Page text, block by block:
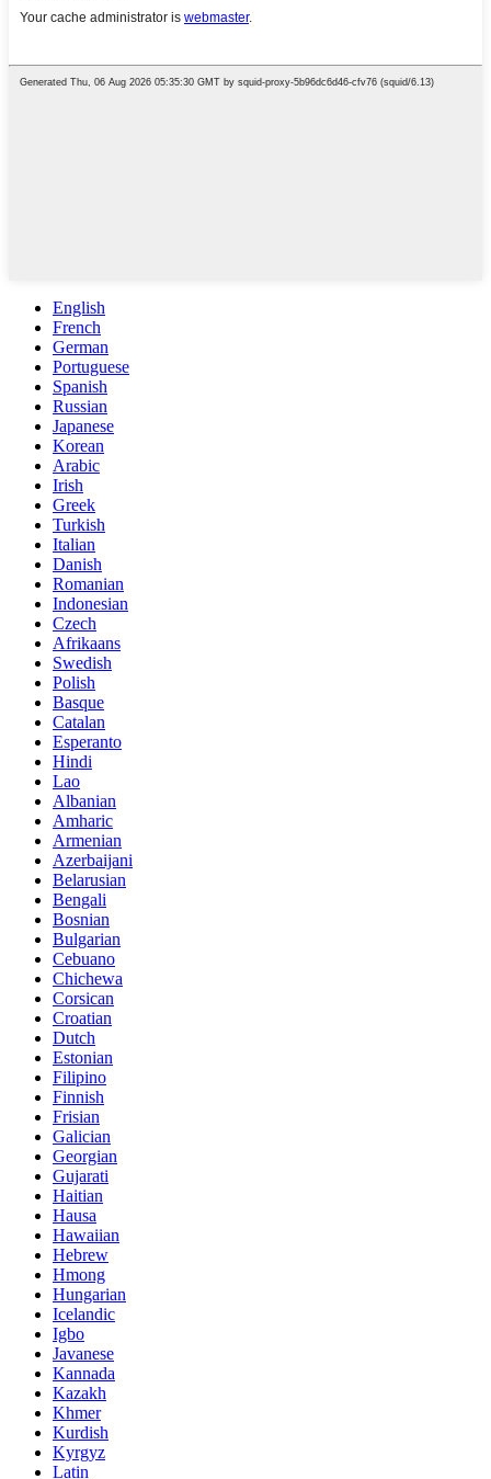
English
French
German
Portuguese
Spanish
Russian
Japanese
Korean
Arabic
Irish
Greek
Turkish
Italian
Danish
Romanian
Indonesian
Czech
Afrikaans
Swedish
Polish
Basque
Catalan
Esperanto
Hindi
Lao
Albanian
Amharic
Armenian
Azerbaijani
Belarusian
Bengali
Bosnian
Bulgarian
Cebuano
Chichewa
Corsican
Croatian
Dutch
Estonian
Filipino
Finnish
Frisian
Galician
Georgian
Gujarati
Haitian
Hausa
Hawaiian
Hebrew
Hmong
Hungarian
Icelandic
Igbo
Javanese
Kannada
Kazakh
Khmer
Kurdish
Kyrgyz
Latin